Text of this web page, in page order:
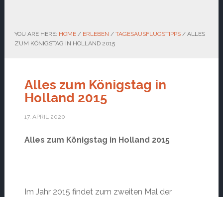
YOU ARE HERE: HOME / ERLEBEN / TAGESAUSFLUGSTIPPS /ALLES
ZUM KÖNIGSTAG IN HOLLAND 2015
Alles zum Königstag in
Holland 2015
17. APRIL 2020
Alles zum Königstag in Holland 2015
Im Jahr 2015 findet zum zweiten Mal der